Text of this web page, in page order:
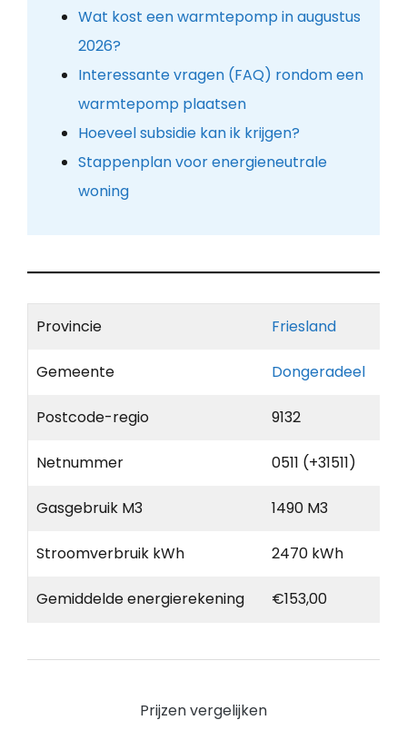
Wat kost een warmtepomp in augustus
2026?
Interessante vragen (FAQ) rondom een
warmtepomp plaatsen
Hoeveel subsidie kan ik krijgen?
Stappenplan voor energieneutrale
woning
Provincie Friesland
Gemeente Dongeradeel
Postcode-regio 9132
Netnummer 0511 (+31511)
Gasgebruik M3 1490 M3
Stroomverbruik kWh 2470 kWh
Gemiddelde energierekening €153,00
Prijzen vergelijken